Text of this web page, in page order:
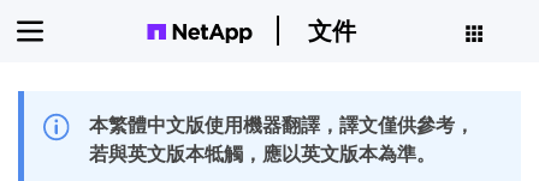
文件
本繁體中文版使用機器翻譯，譯文僅供參考，
若與英文版本牴觸，應以英文版本為準。